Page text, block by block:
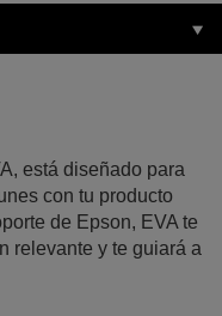
está diseñado para
con tu producto
de Epson, EVA te
relevante y te guiará a